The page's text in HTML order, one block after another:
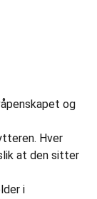
og
Hver
at den sitter
i